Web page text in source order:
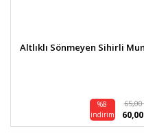
Altlıklı Sönmeyen Sihirli
%8
indirim